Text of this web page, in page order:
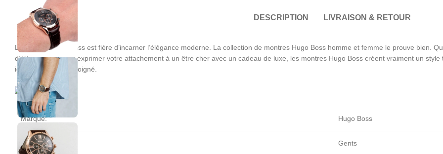
DESCRIPTION LIVRAISON & RETOUR
La marque Hugo Boss est fière d’incarner l’élégance moderne. La collection de montres Hugo Boss homme et femme le prouve bien.
d’élégance ou pour exprimer votre attachement à un être cher avec un cadeau de luxe, les montres Hugo Boss créent vraiment un
idéale à votre look soigné.
Marque: Hugo Boss
Modèle: Gents